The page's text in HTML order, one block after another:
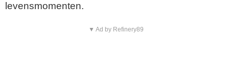
levensmomenten.
▼ Ad by Refinery89